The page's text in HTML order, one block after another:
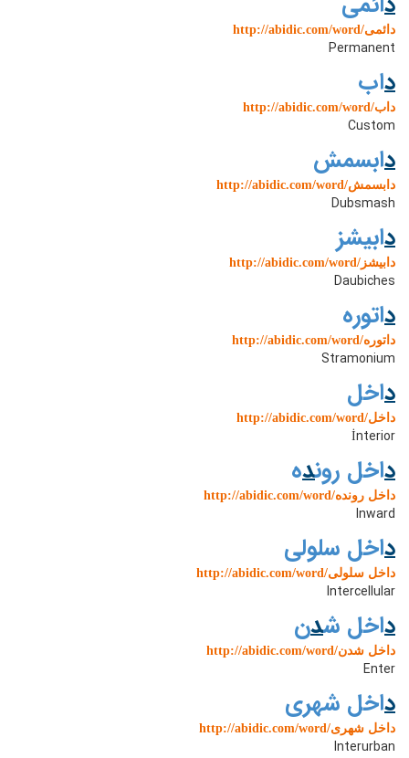
http://abidic.com/word/دائمی
Permanent
داب
http://abidic.com/word/داب
Custom
دابسمش
http://abidic.com/word/دابسمش
Dubsmash
دابیشز
http://abidic.com/word/دابیشز
Daubiches
داتوره
http://abidic.com/word/داتوره
Stramonium
داخل
http://abidic.com/word/داخل
İnterior
داخل رونده
http://abidic.com/word/داخل رونده
Inward
داخل سلولی
http://abidic.com/word/داخل سلولی
Intercellular
داخل شدن
http://abidic.com/word/داخل شدن
Enter
داخل شهری
http://abidic.com/word/داخل شهری
Interurban